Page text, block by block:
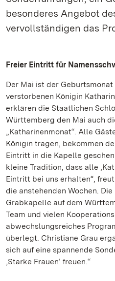
besonderes Angebot
vervollständigen das
Freier Eintritt für
Der Mai ist der
verstorbenen Königin
erklären die Staatlichen
Württemberg den Mai auch
„Katharinenmonat“. Alle
Königin tragen, bekommen
Eintritt in die Kapelle
kleine Tradition, dass alle
Eintritt bei uns erhalten“,
die anstehenden Wochen.
Grabkapelle auf dem
Team und vielen
abwechslungsreiches
überlegt. Christiane Grau
sich auf eine spannende
‚Starke Frauen‘ freuen.“